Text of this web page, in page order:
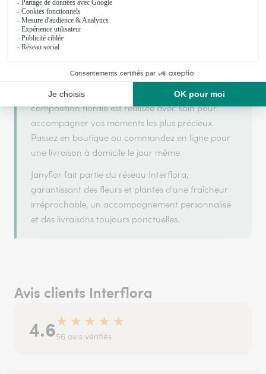
Janyflor s'appuie sur son partenariat avec
Interflora, réseau de transmission florale de
référence, pour vous garantir un service de qualité.
Janyflor est un fleuriste artisan situé à Hericourt.
Avec un souci de fraîcheur et de créativité, chaque
composition florale est réalisée avec soin pour
accompagner vos moments les plus précieux.
Passez en boutique ou commandez en ligne pour
une livraison à domicile le jour même.
Janyflor fait partie du réseau Interflora,
garantissant des fleurs et plantes d'une fraîcheur
irréprochable, un accompagnement personnalisé
et des livraisons toujours ponctuelles.
Avis clients Interflora
4.6★ ★ ★ ★ ★
56 avis vérifiés